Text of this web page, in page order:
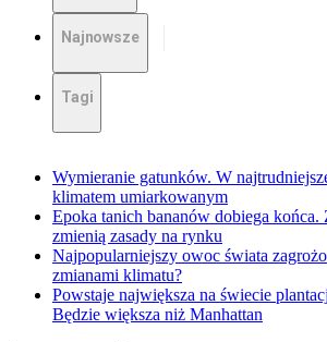
Najnowsze
Tagi
Wymieranie gatunków. W
klimatem umiarkowanym
Epoka tanich bananów dobiega
zmienią zasady na rynku
Najpopularniejszy owoc świata
zmianami klimatu?
Powstaje największa na świecie
Będzie większa niż Manhattan